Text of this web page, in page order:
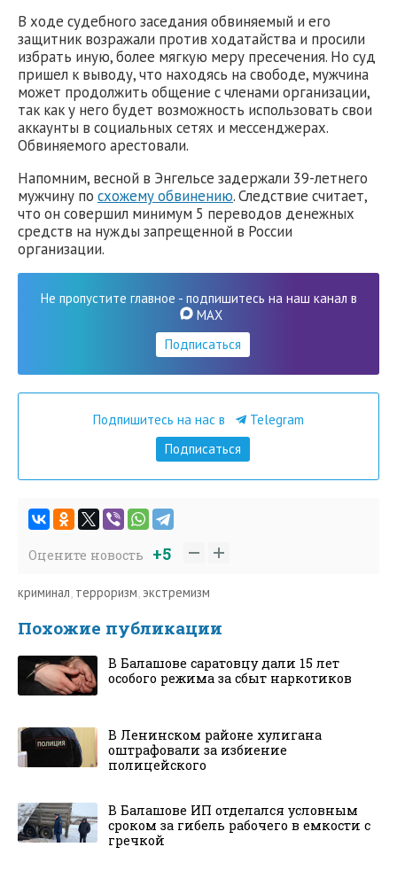
В ходе судебного заседания обвиняемый и его
защитник возражали против ходатайства и просили
избрать иную, более мягкую меру пресечения. Но суд
пришел к выводу, что находясь на свободе, мужчина
может продолжить общение с членами организации,
так как у него будет возможность использовать свои
аккаунты в социальных сетях и мессенджерах.
Обвиняемого арестовали.
Напомним, весной в Энгельсе задержали 39-летнего
мужчину по схожему обвинению. Следствие считает,
что он совершил минимум 5 переводов денежных
средств на нужды запрещенной в России
организации.
Не пропустите главное - подпишитесь на наш канал в
MAX
Подписаться
Подпишитесь на нас в
Telegram
Подписаться
Оцените новость +5
криминал, терроризм,экстремизм
Похожие публикации
В Балашове саратовцу дали 15 лет
особого режима за сбыт наркотиков
В Ленинском районе хулигана
оштрафовали за избиение
полицейского
В Балашове ИП отделался условным
сроком за гибель рабочего в емкости с
гречкой